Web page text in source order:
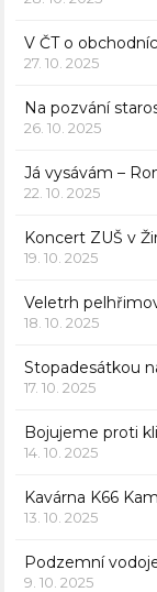
V ČT o
27. 10. 2025
Na pozvání
26. 10. 2025
Já vysávám –
22. 10. 2025
Koncert ZUŠ v
19. 10. 2025
Veletrh
18. 10. 2025
Stopadesátkou
17. 10. 2025
Bojujeme proti
14. 10. 2025
Kavárna K66
13. 10. 2025
Podzemní
9. 10. 2025